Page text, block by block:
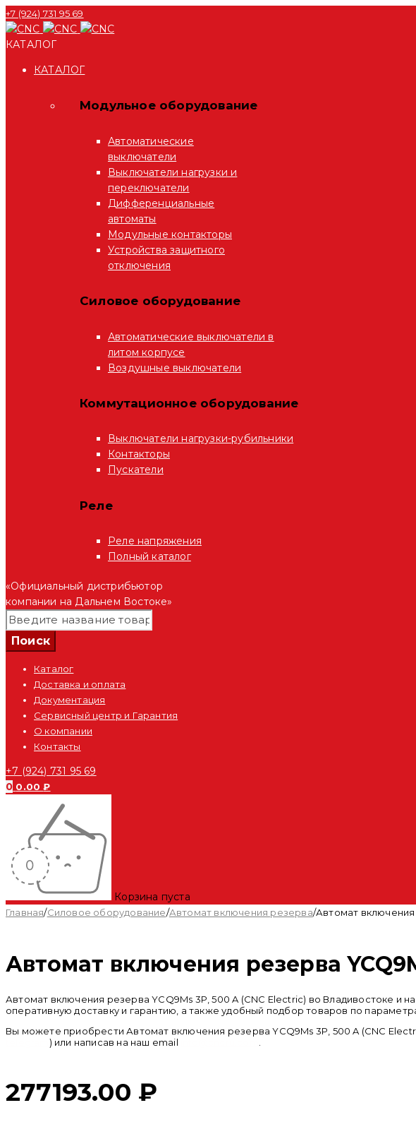
+7 (924) 731 95 69
КАТАЛОГ
КАТАЛОГ
Модульное оборудование
Автоматические
выключатели
Выключатели нагрузки и
переключатели
Дифференциальные
автоматы
Модульные контакторы
Устройства защитного
отключения
Силовое оборудование
Автоматические выключатели в
литом корпусе
Воздушные выключатели
Коммутационное оборудование
Выключатели нагрузки-рубильники
Контакторы
Пускатели
Реле
Реле напряжения
Полный каталог
«Официальный дистрибьютор
компании на Дальнем Востоке»
Каталог
Доставка и оплата
Документация
Сервисный центр и Гарантия
О компании
Контакты
+7 (924) 731 95 69
0 0.00₽
Корзина пуста
Главная/Силовое оборудование/Автомат включения резерва/Автомат включения
Автомат включения резерва
Автомат включения резерва YCQ9Ms 3P, 500 A (CNC Electric) во Владивостоке
оперативную доставку и гарантию, а также удобный подбор товаров по
Вы можете приобрести Автомат включения резерва YCQ9Ms 3P, 500 A (CNC
) или написав на наш email
277193.00 ₽